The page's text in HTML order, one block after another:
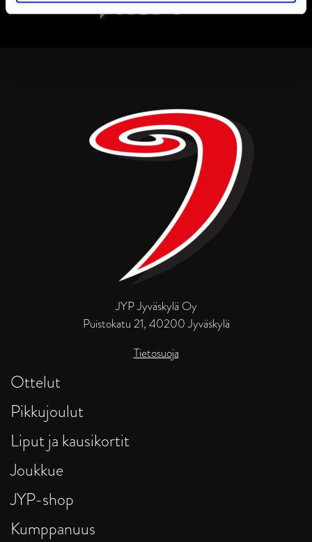
JYP Jyväskylä Oy
Puistokatu 21, 40200 Jyväskylä
Tietosuoja
Ottelut
Pikkujoulut
Liput ja kausikortit
Joukkue
JYP-shop
Kumppanuus